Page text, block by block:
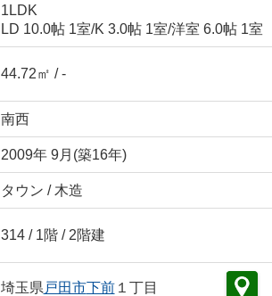
1LDK
LD 10.0帖 1室/K 3.0帖 1室/洋室 6.0帖 1室
44.72㎡ / -
南西
2009年 9月(築16年)
タウン / 木造
314 / 1階 / 2階建
埼玉県 戸田市下前１丁目